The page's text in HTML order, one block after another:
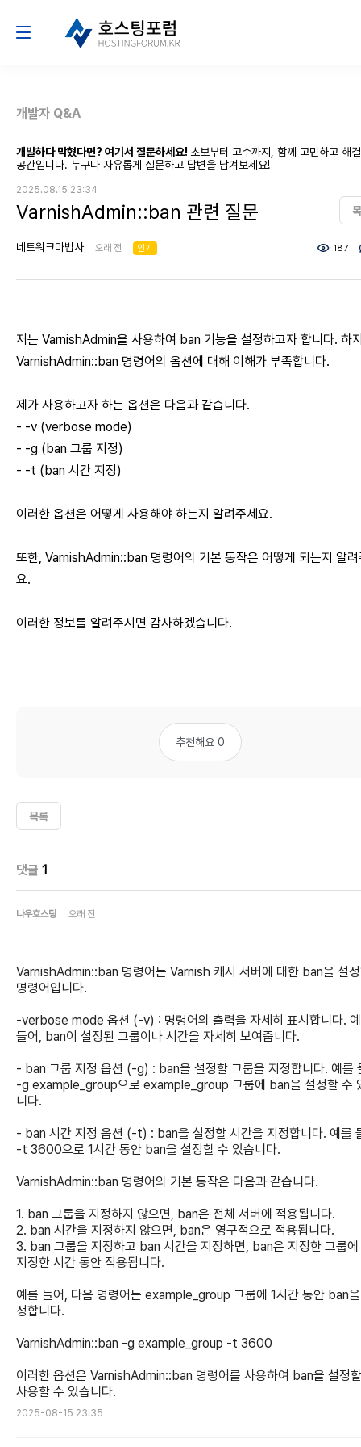
개발자 Q&A
개발하다 막혔다면? 여기서 질문하세요! 초보부터 고수까지, 함께 고민하고 해
공간입니다. 누구나 자유롭게 질문하고 답변을 남겨보세요!
2025.08.15 23:34
VarnishAdmin::ban 관련 질문
네트워크마법사 오래 전 인기 187
저는 VarnishAdmin을 사용하여 ban 기능을 설정하고자 합니다. 하
VarnishAdmin::ban 명령어의 옵션에 대해 이해가 부족합니다.
제가 사용하고자 하는 옵션은 다음과 같습니다.
- -v (verbose mode)
- -g (ban 그룹 지정)
- -t (ban 시간 지정)
이러한 옵션은 어떻게 사용해야 하는지 알려주세요.
또한, VarnishAdmin::ban 명령어의 기본 동작은 어떻게 되는지 알려
요.
이러한 정보를 알려주시면 감사하겠습니다.
추천해요 0
목록
댓글 1
나우호스팅 오래 전
VarnishAdmin::ban 명령어는 Varnish 캐시 서버에 대한 ban을 설
명령어입니다.
-verbose mode 옵션 (-v) : 명령어의 출력을 자세히 표시합니다.
들어, ban이 설정된 그룹이나 시간을 자세히 보여줍니다.
- ban 그룹 지정 옵션 (-g) : ban을 설정할 그룹을 지정합니다. 예를
-g example_group으로 example_group 그룹에 ban을 설정할 수
니다.
- ban 시간 지정 옵션 (-t) : ban을 설정할 시간을 지정합니다. 예를
-t 3600으로 1시간 동안 ban을 설정할 수 있습니다.
VarnishAdmin::ban 명령어의 기본 동작은 다음과 같습니다.
1. ban 그룹을 지정하지 않으면, ban은 전체 서버에 적용됩니다.
2. ban 시간을 지정하지 않으면, ban은 영구적으로 적용됩니다.
3. ban 그룹을 지정하고 ban 시간을 지정하면, ban은 지정한 그룹에
지정한 시간 동안 적용됩니다.
예를 들어, 다음 명령어는 example_group 그룹에 1시간 동안 ban
정합니다.
VarnishAdmin::ban -g example_group -t 3600
이러한 옵션은 VarnishAdmin::ban 명령어를 사용하여 ban을 설정
사용할 수 있습니다.
2025-08-15 23:35